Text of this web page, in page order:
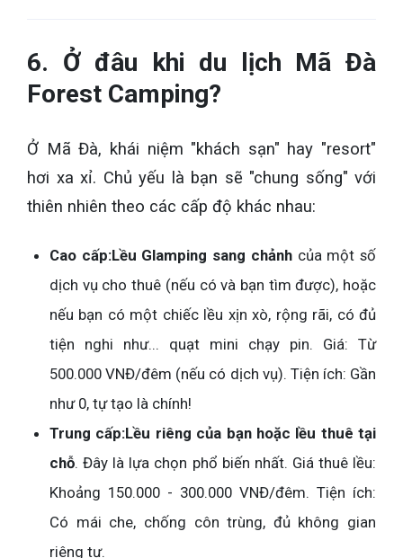
6. Ở đâu khi du lịch Mã Đà
Forest Camping?
Ở Mã Đà, khái niệm "khách sạn" hay "resort"
hơi xa xỉ. Chủ yếu là bạn sẽ "chung sống" với
thiên nhiên theo các cấp độ khác nhau:
Cao cấp:Lều Glamping sang chảnhcủa một số
dịch vụ cho thuê (nếu có và bạn tìm được), hoặc
nếu bạn có một chiếc lều xịn xò, rộng rãi, có đủ
tiện nghi như... quạt mini chạy pin. Giá: Từ
500.000 VNĐ/đêm (nếu có dịch vụ). Tiện ích: Gần
như 0, tự tạo là chính!
Trung cấp:Lều riêng của bạn hoặc lều thuê tại
chỗ. Đây là lựa chọn phổ biến nhất. Giá thuê lều:
Khoảng 150.000 - 300.000 VNĐ/đêm. Tiện ích:
Có mái che, chống côn trùng, đủ không gian
riêng tư.